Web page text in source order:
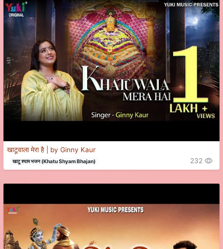
खाटूवाला मेरा है | by Ginny Kaur
खाटू श्याम भजन (Khatu Shyam Bhajan) 232